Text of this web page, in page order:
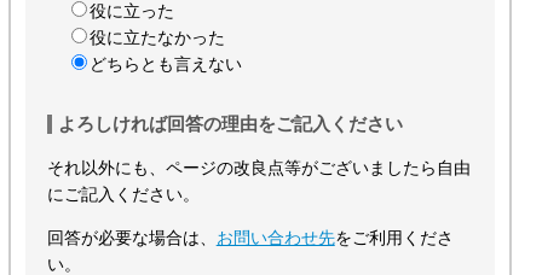
役に立った
役に立たなかった
どちらとも言えない
よろしければ回答の理由をご記入ください
それ以外にも、ページの改良点等がございましたら自由
にご記入ください。
回答が必要な場合は、 お問い合わせ先をご利用くださ
い。